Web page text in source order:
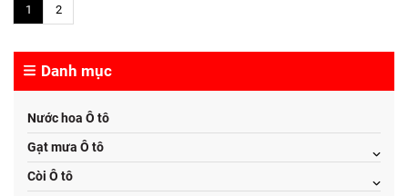
Danh mục
Nước hoa Ô tô
Gạt mưa Ô tô
Còi Ô tô
1 2